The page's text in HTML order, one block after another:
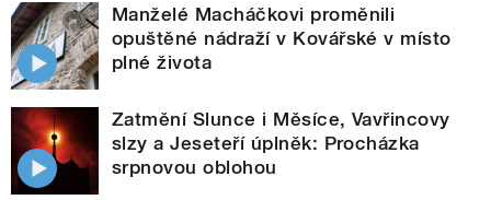
Manželé Macháčkovi proměnili
opuštěné nádraží v Kovářské v místo
plné života
Zatmění Slunce i Měsíce, Vavřincovy
slzy a Jeseteří úplněk: Procházka
srpnovou oblohou